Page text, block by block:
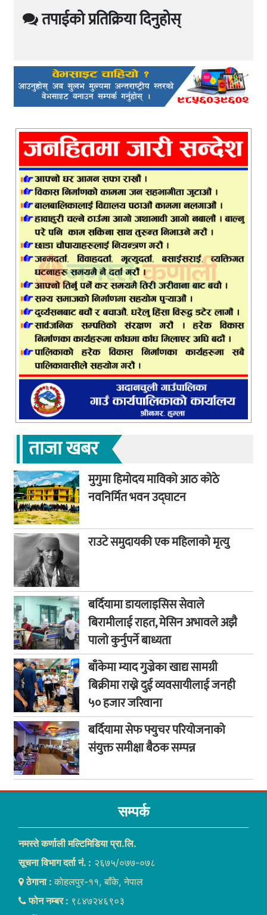
तपाईको प्रतिक्रिया दिनुहोस्
ताजा खबर
मुगुमा हिमोदय माविको आठ कोठे
नवनिर्मित भवन उद्घाटन
राउटे समुदायकी एक महिलाको मृत्यु
बर्दियामा डायलाइसिस सेवाले
बिरामीलाई राहत, मेसिन अभावले अझै
पालो कुर्नुपर्ने बाध्यता
बाँकेमा म्याद गुज्रेका खाद्य सामग्री
बिक्रीमा राख्ने दुई व्यवसायीलाई जनही
५० हजार जरिवाना
बर्दियामा सेफ फ्युचर परियोजनाको
संयुक्त समीक्षा बैठक सम्पन्न
सम्पर्क
नमस्ते कर्णाली मल्टिमिडिया प्रा.लि.
सूचना विभाग दर्ता नं. : २६७५/०७७-०७८
ठेगाना :काेहलपुर-११, बाँके, नेपाल
फोन नम्बर : ९८४७२४६९०३